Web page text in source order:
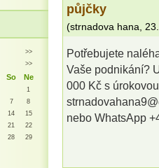
>>
>>
So Ne
1
7
8
14
15
21
22
28
29
půjčky
(strnadova hana
Potřebujete
Vaše podnikání?
000 Kč s
nebo WhatsApp